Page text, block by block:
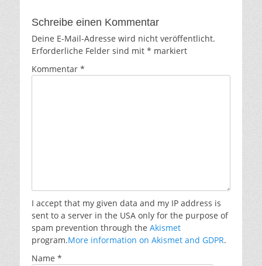
Schreibe einen Kommentar
Deine E-Mail-Adresse wird nicht veröffentlicht.
Erforderliche Felder sind mit * markiert
Kommentar *
I accept that my given data and my IP address is
sent to a server in the USA only for the purpose of
spam prevention through the Akismet
program.More information on Akismet and GDPR.
Name *